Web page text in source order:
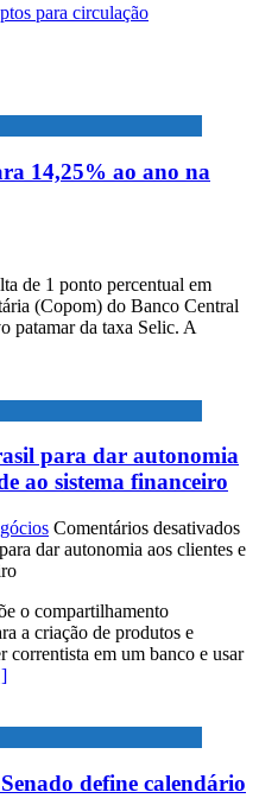
para circulação
14,25% ao ano na
de 1 ponto percentual em
(Copom) do Banco Central
patamar da taxa Selic. A
para dar autonomia
ao sistema financeiro
Comentários desativados
dar autonomia aos clientes e
o compartilhamento
a criação de produtos e
correntista em um banco e usar
define calendário